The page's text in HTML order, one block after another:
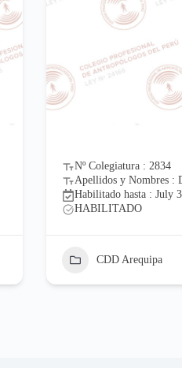
Nº Colegiatura : 2834
Apellidos y Nombres
Habilitado hasta : July
HABILITADO
CDD Arequipa